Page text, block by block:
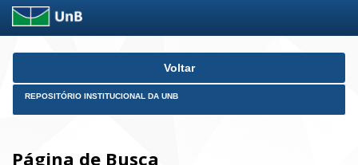
Skip
Voltar
REPOSITÓRIO INSTITUCIONAL DA UNB
Página de Busca